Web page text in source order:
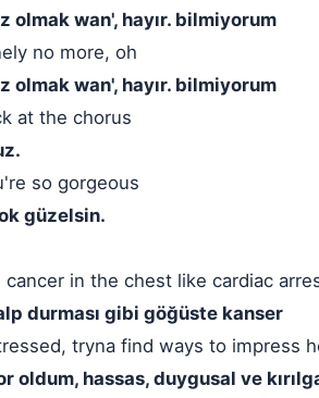
olmak wan', hayır. bilmiyorum
no more, oh
olmak wan', hayır. bilmiyorum
at the chorus
so gorgeous
güzelsin.
in the chest like cardiac
durması gibi göğüste kanser
tryna find ways to impress
oldum, hassas, duygusal ve